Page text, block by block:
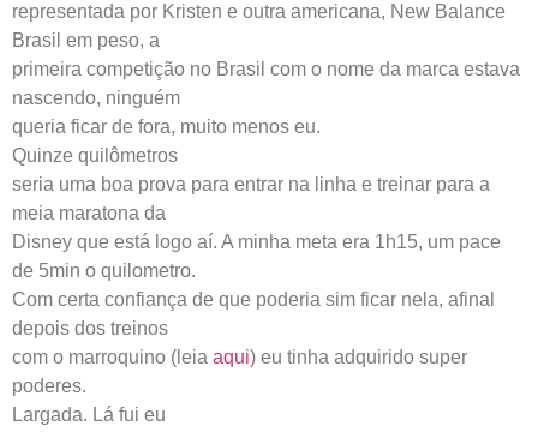
representada por Kristen e outra americana, New Balance
Brasil em peso, a
primeira competição no Brasil com o nome da marca estava
nascendo, ninguém
queria ficar de fora, muito menos eu.
Quinze quilômetros
seria uma boa prova para entrar na linha e treinar para a
meia maratona da
Disney que está logo aí. A minha meta era 1h15, um pace
de 5min o quilometro.
Com certa confiança de que poderia sim ficar nela, afinal
depois dos treinos
com o marroquino (leia aqui) eu tinha adquirido super
poderes.
Largada. Lá fui eu